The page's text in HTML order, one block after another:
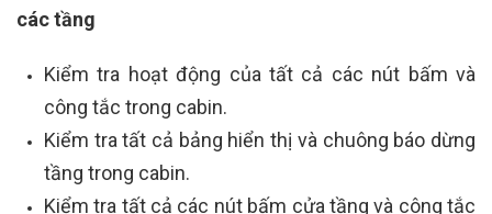
các tầng
Kiểm tra hoạt động của tất cả các nút bấm và
công tắc trong cabin.
Kiểm tra tất cả bảng hiển thị và chuông báo dừng
tầng trong cabin.
Kiểm tra tất cả các nút bấm cửa tầng và công tắc